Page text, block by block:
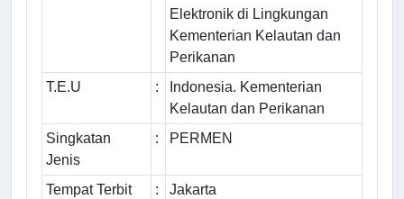
Elektronik di Lingkungan
Kementerian Kelautan dan
Perikanan
T.E.U
:
Indonesia. Kementerian
Kelautan dan Perikanan
Singkatan
Jenis
: PERMEN
Tempat Terbit :
Jakarta